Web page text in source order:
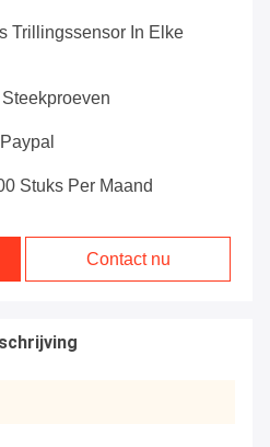
Trillingssensor In Elke
Stuks Per Maand
Contact nu